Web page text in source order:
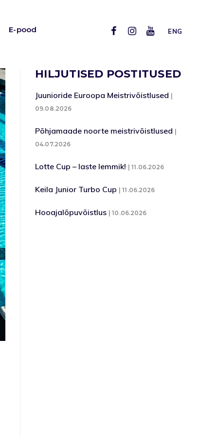
ENG
E-pood
HILJUTISED POSTITUSED
Juunioride Euroopa Meistrivõistlused
09.08.2026
Põhjamaade noorte meistrivõistlused
04.07.2026
Lotte Cup – laste lemmik! 11.06.2026
Keila Junior Turbo Cup 11.06.2026
Hooajalõpuvõistlus 10.06.2026